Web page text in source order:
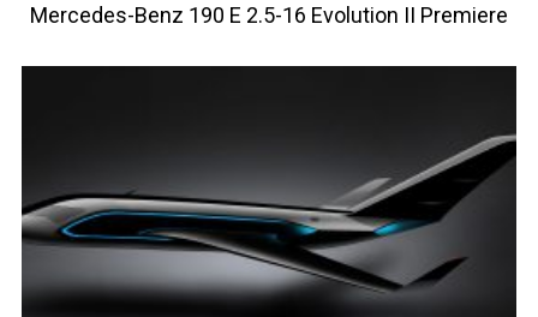
Mercedes-Benz 190 E 2.5-16 Evolution II Premiere